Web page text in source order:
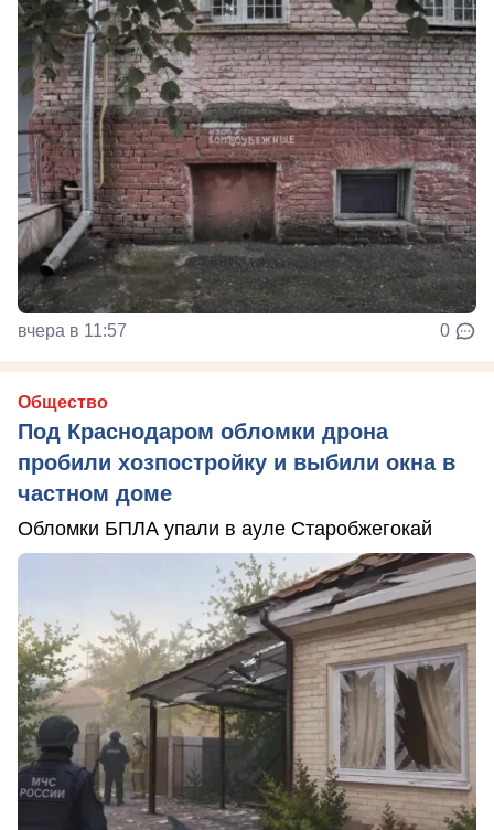
вчера в 11:57 0
Общество
Под Краснодаром обломки дрона
пробили хозпостройку и выбили окна в
частном доме
Обломки БПЛА упали в ауле Старобжегокай